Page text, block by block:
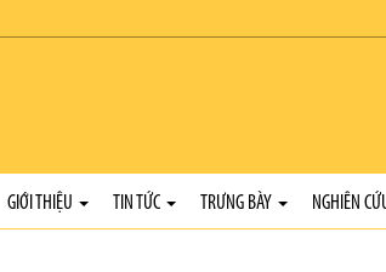
GIỚI THIỆU TIN TỨC TRƯNG BÀY NGHIÊN